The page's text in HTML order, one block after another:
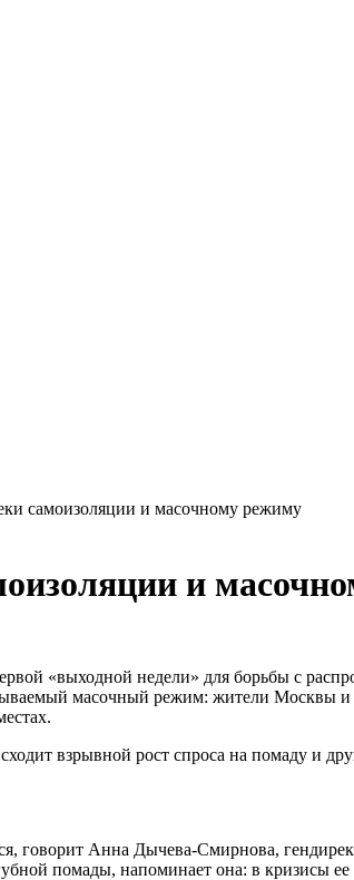
самоизоляции и масочному режиму
и
«выходной недели» для борьбы с
масочный режим: жители Москвы
взрывной рост спроса на помаду и
говорит Анна Дычева-Смирнова,
помады, напоминает она: в кризисы ее